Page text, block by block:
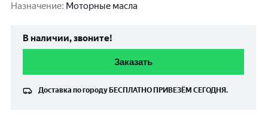
Назначение: Моторные масла
В наличии, звоните!
Заказать
Доставка по городу БЕСПЛАТНО ПРИВЕЗЁМ СЕГОДНЯ.